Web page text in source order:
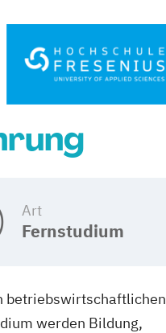
Art
Fernstudium
betriebswirtschaftlichen
werden Bildung,